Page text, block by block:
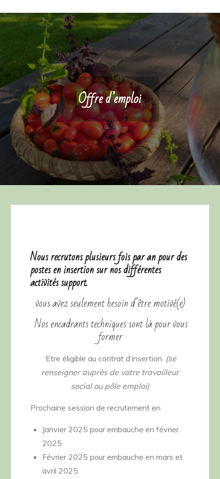
Offre d’emploi
Nous recrutons plusieurs fois par an pour des
postes en insertion sur nos différentes
activités support.
vous avez seulement besoin d’être motivé(e)
Nos encadrants techniques sont là pour vous
former
Etre éligible au contrat d’insertion. (se
renseigner auprès de votre travailleur
social ou pôle emploi)
Prochaine session de recrutement en
Janvier 2025 pour embauche en février
2025
Février 2025 pour embauche en mars et
avril 2025